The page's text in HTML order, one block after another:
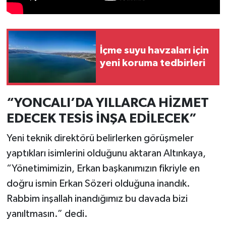
İçme suyu havzaları için
yeni koruma tedbirleri
“YONCALI’DA YILLARCA HİZMET
EDECEK TESİS İNŞA EDİLECEK”
Yeni teknik direktörü belirlerken görüşmeler
yaptıkları isimlerini olduğunu aktaran Altınkaya,
“Yönetimimizin, Erkan başkanımızın fikriyle en
doğru ismin Erkan Sözeri olduğuna inandık.
Rabbim inşallah inandığımız bu davada bizi
yanıltmasın.” dedi.
Video Galeri
Yaşam
Yemek Tarifleri